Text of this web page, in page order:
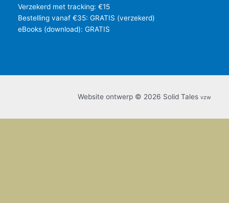
Verzekerd met tracking: €15
Bestelling vanaf €35: GRATIS (verzekerd)
eBooks (download): GRATIS
Website ontwerp © 2026 Solid Tales vzw